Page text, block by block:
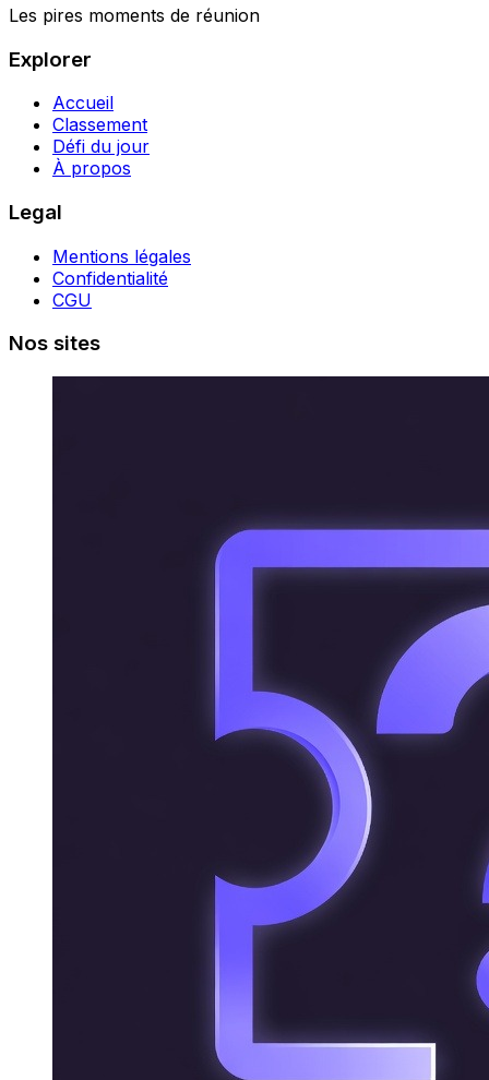
Les pires moments de réunion
Explorer
Accueil
Classement
Défi du jour
À propos
Legal
Mentions légales
Confidentialité
CGU
Nos sites